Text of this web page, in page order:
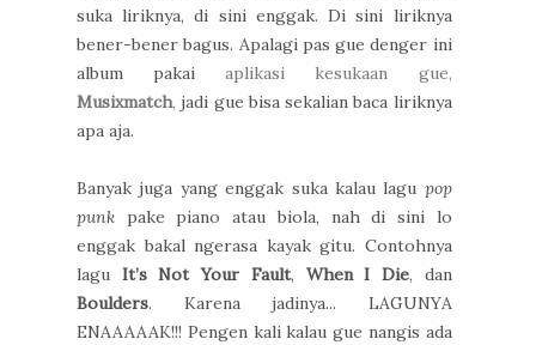
suka liriknya, di sini enggak. Di sini liriknya
bener-bener bagus. Apalagi pas gue denger ini
album pakaiaplikasi kesukaan gue,
Musixmatch, jadi gue bisa sekalian baca liriknya
apa aja.
Banyak juga yang enggak suka kalau lagu pop
punk pake piano atau biola, nah di sini lo
enggak bakal ngerasa kayak gitu. Contohnya
lagu It’s Not Your Fault, When I Die, dan
Boulders. Karena jadinya... LAGUNYA
ENAAAAAK!!! Pengen kali kalau gue nangis ada